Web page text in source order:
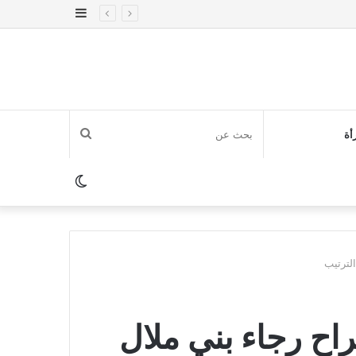
إضافة
بحث
عنالوضع
المظلم
رجاء بني ملال